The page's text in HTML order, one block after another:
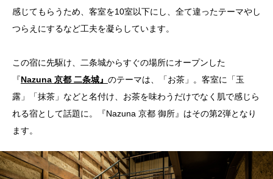
感じてもらうため、客室を10室以下にし、全て違ったテーマやし
つらえにするなど工夫を凝らしています。
この宿に先駆け、二条城からすぐの場所にオープンした
『Nazuna 京都 二条城』 のテーマは、「お茶」。客室に「玉
露」「抹茶」などと名付け、お茶を味わうだけでなく肌で感じら
れる宿として話題に。『Nazuna 京都 御所』はその第2弾となり
ます。